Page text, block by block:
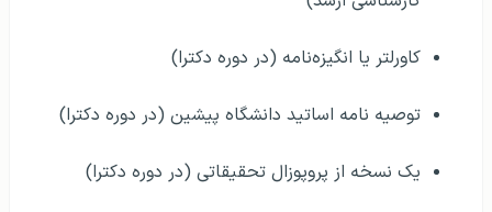
بورسیه‌های تحصیلی اتریش
بسته به زمینه‌های تحصیلی،
مقاطع تحصیل و ملیت دانشجو در دانشگاه وین دردسترس